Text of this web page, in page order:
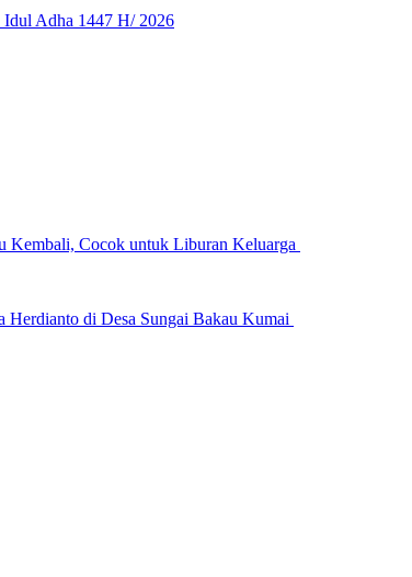
Idul Adha 1447 H/ 2026
Kembali, Cocok untuk Liburan Keluarga
Herdianto di Desa Sungai Bakau Kumai